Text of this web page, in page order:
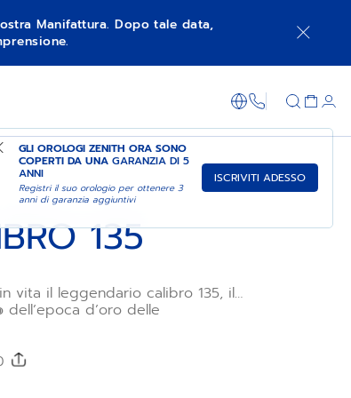
Manifattura. Dopo tale data,
+800 36 00
GLI OROLOGI ZENITH ORA SONO
COPERTI DA UNA GARANZIA DI 5
ANNI
Registri il suo orologio per ottenere 3
anni di garanzia aggiuntivi
ISCRIVITI ADESSO
135
vita il leggendario calibro 135, il
d’oro delle
da osservatorio, riprogettato
precisione e le prestazioni